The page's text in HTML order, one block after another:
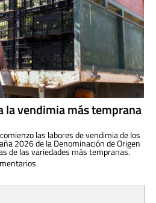
la vendimia más temprana
las labores de vendimia de los
2026 de la Denominación de Origen
de las variedades más tempranas.